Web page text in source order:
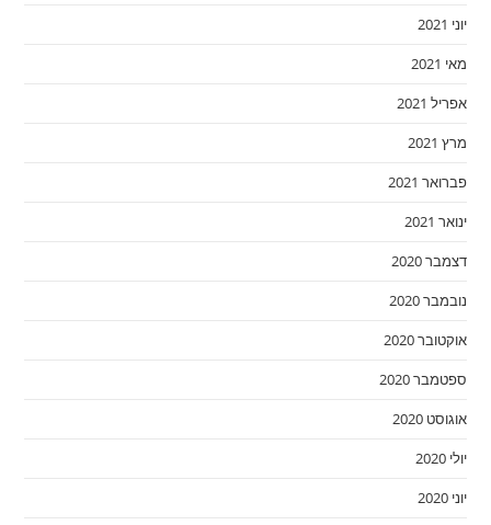
יוני 2021
מאי 2021
אפריל 2021
מרץ 2021
פברואר 2021
ינואר 2021
דצמבר 2020
נובמבר 2020
אוקטובר 2020
ספטמבר 2020
אוגוסט 2020
יולי 2020
יוני 2020